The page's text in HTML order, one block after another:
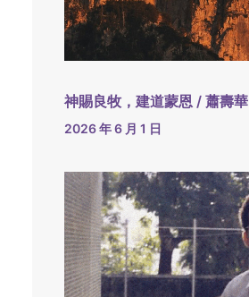
神賜良牧，建道蒙恩 / 蕭壽華
2026 年 6 月 1 日